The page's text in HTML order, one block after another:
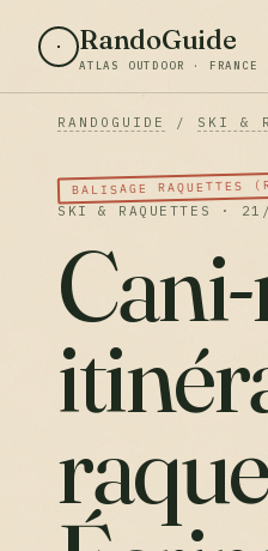
RandoGuide
ATLAS OUTDOOR · FRANCE
RANDOGUIDE / SKI &
BALISAGE RAQUETTES
SKI & RAQUETTES ·